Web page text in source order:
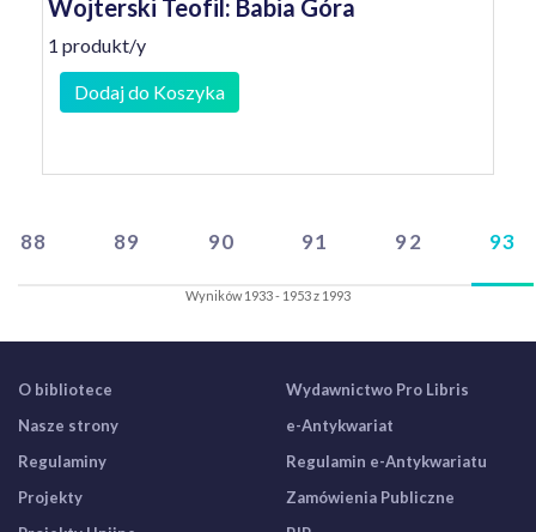
Wojterski Teofil: Babia Góra
1 produkt/y
Dodaj do Koszyka
88 89 90 91 92 93
Wyników 1933 - 1953 z 1993
O bibliotece
Nasze strony
Regulaminy
Projekty
Wydawnictwo Pro Libris
e-Antykwariat
Regulamin e-Antykwariatu
Zamówienia Publiczne